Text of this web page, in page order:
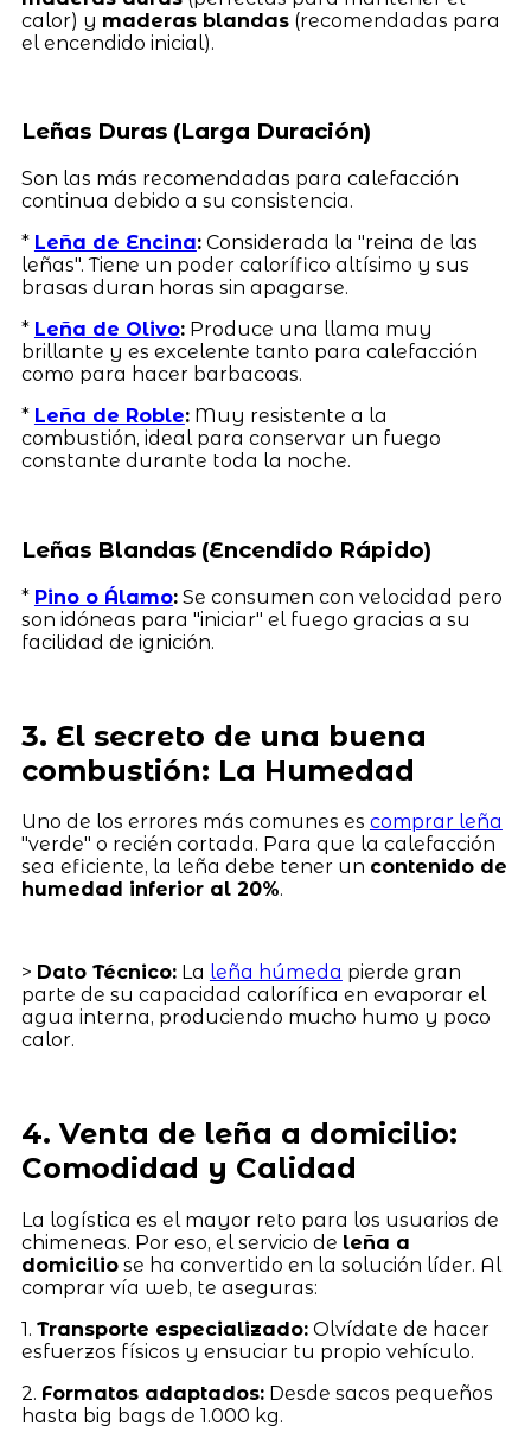
calor) y maderas blandas(recomendadas para
el encendido inicial).
Leñas Duras (Larga Duración)
Son las más recomendadas para calefacción
continua debido a su consistencia.
* Leña de Encina:Considerada la "reina de las
leñas". Tiene un poder calorífico altísimo y sus
brasas duran horas sin apagarse.
* Leña de Olivo:Produce una llama muy
brillante y es excelente tanto para calefacción
como para hacer barbacoas.
* Leña de Roble:Muy resistente a la
combustión, ideal para conservar un fuego
constante durante toda la noche.
Leñas Blandas (Encendido Rápido)
* Pino o Álamo:Se consumen con velocidad pero
son idóneas para "iniciar" el fuego gracias a su
facilidad de ignición.
3. El secreto de una buena
combustión: La Humedad
Uno de los errores más comunes es comprar leña
"verde" o recién cortada. Para que la calefacción
sea eficiente, la leña debe tener un contenido de
humedad inferior al 20%.
> Dato Técnico:La leña húmeda pierde gran
parte de su capacidad calorífica en evaporar el
agua interna, produciendo mucho humo y poco
calor.
4. Venta de leña a domicilio:
Comodidad y Calidad
La logística es el mayor reto para los usuarios de
chimeneas. Por eso, el servicio de leña a
domiciliose ha convertido en la solución líder. Al
comprar vía web, te aseguras:
1. Transporte especializado:Olvídate de hacer
esfuerzos físicos y ensuciar tu propio vehículo.
2. Formatos adaptados:Desde sacos pequeños
hasta big bags de 1.000 kg.